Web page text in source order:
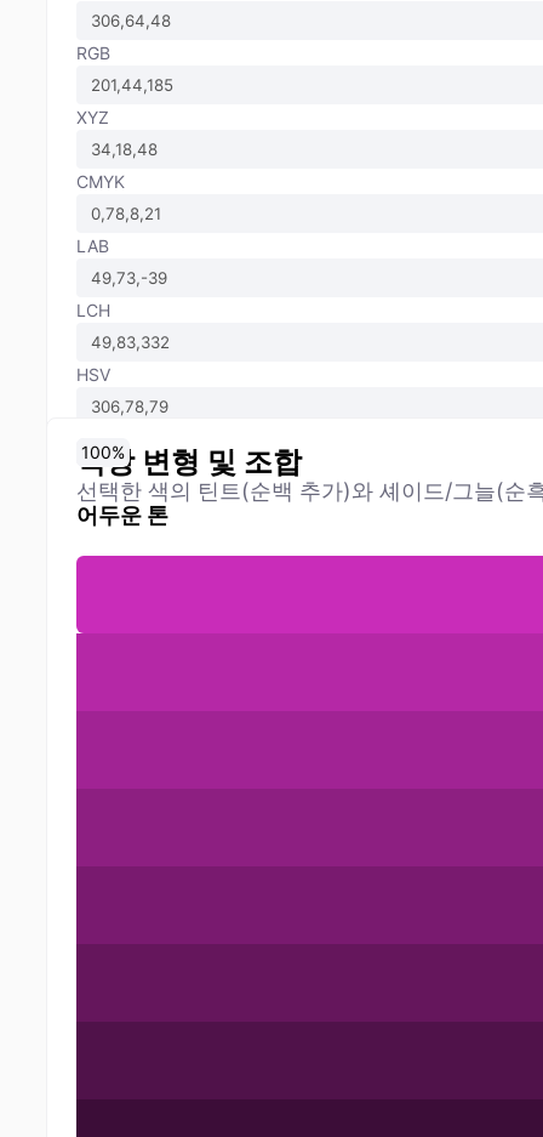
RGB
XYZ
CMYK
LAB
LCH
HSV
색상 변형 및 조합
선택한 색의 틴트(순백 추가)와 셰이드/그늘(순
어두운 톤
0%
10%
20%
30%
40%
50%
60%
70%
80%
90%
100%